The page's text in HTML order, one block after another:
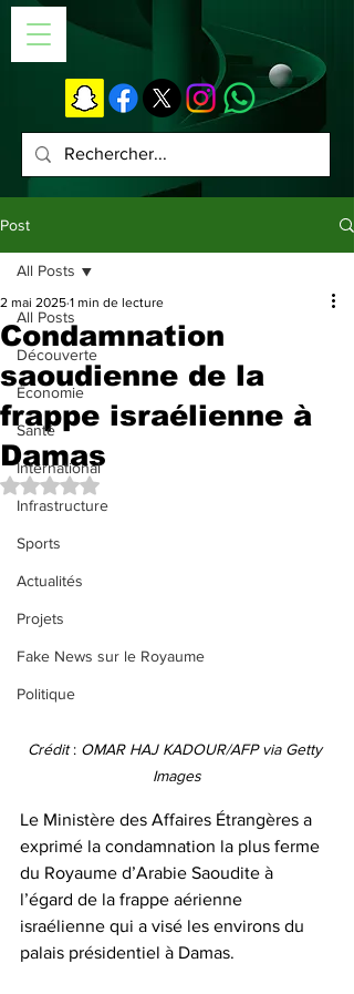
Post
All Posts
Découverte
Économie
Santé
International
Infrastructure
Sports
Actualités
Projets
Fake News sur le Royaume
Politique
All Posts
Condamnation
saoudienne de la
frappe israélienne à
Damas
2 mai 2025 1 min de lecture
Noté NaN étoiles sur 5.
Crédit : OMAR HAJ KADOUR/AFP via Getty
Images
Le Ministère des Affaires Étrangères a
exprimé la condamnation la plus ferme
du Royaume d’Arabie Saoudite à
l’égard de la frappe aérienne
israélienne qui a visé les environs du
palais présidentiel à Damas.